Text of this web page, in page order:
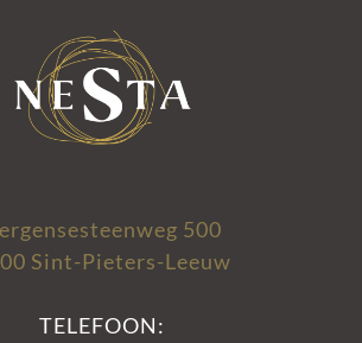
500
Sint-Pieters-Leeuw
TELEFOON: